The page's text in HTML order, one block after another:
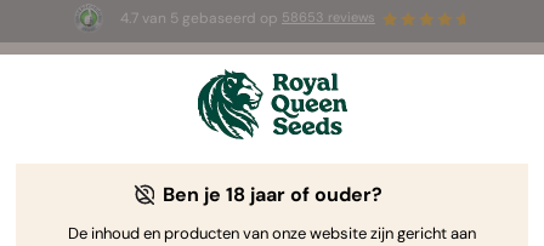
4.7 van 5 gebaseerd op 58653 reviews
☀️ Summer Sales: tot wel 50% korting
op geselecteerde producten! ⏤
The RQS Blog
Ben je 18 jaar of ouder?
De inhoud en producten van onze website zijn gericht aan